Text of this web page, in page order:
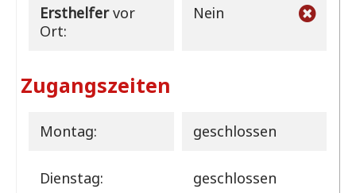
Ersthelfervor
Ort:
Nein
Zugangszeiten
Montag: geschlossen
Dienstag: geschlossen